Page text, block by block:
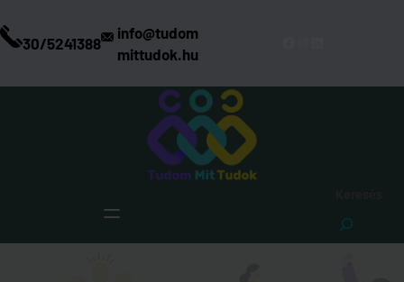
a
tartalomhoz
30/5241388
info@tudom
mittudok.hu